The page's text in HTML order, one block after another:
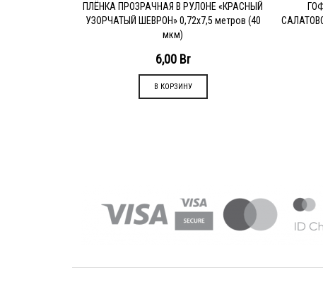
ПОДРОБНЕЕ
ПЛЁНКА ПРОЗРАЧНАЯ В РУЛОНЕ «КРАСНЫЙ
УЗОРЧАТЫЙ ШЕВРОН» 0,72х7,5 метров (40
мкм)
6,00 Br
В КОРЗИНУ